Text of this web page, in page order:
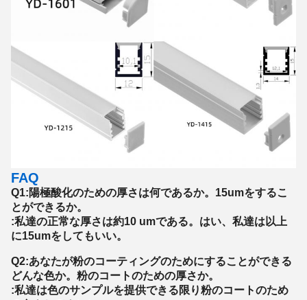
FAQ
Q1:陽極酸化のための厚さは何であるか。15umをするこ
とができるか。
:私達の正常な厚さは約10 umである。はい、私達は以上
に15umをしてもいい。
Q2:あなたが粉のコーティングのためにすることができる
どんな色か。粉のコートのための厚さか。
:私達は色のサンプルを提供できる限り粉のコートのため